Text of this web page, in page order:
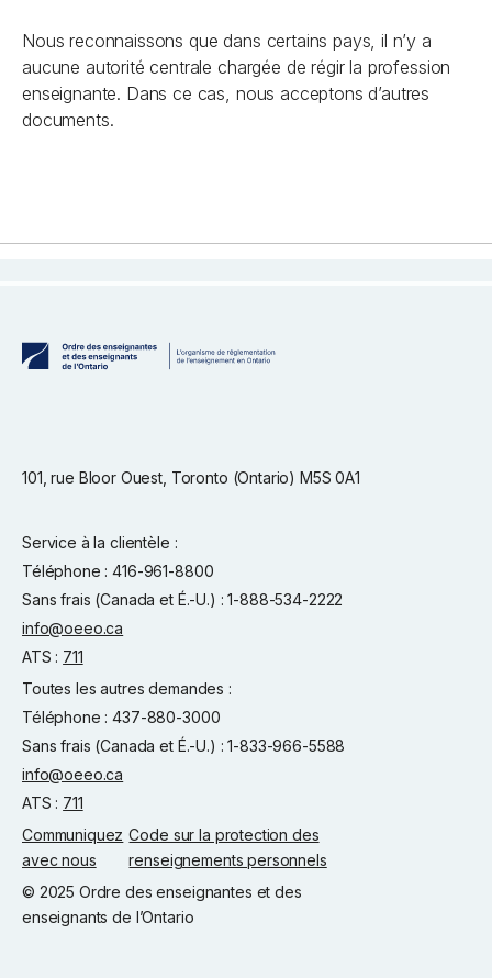
Nous reconnaissons que dans certains pays, il n’y a
aucune autorité centrale chargée de régir la profession
enseignante. Dans ce cas, nous acceptons d’autres
documents.
101, rue Bloor Ouest, Toronto (Ontario) M5S 0A1
Service à la clientèle :
Téléphone : 416-961-8800
Sans frais (Canada et É.-U.) : 1-888-534-2222
info@oeeo.ca
ATS : 711
Toutes les autres demandes :
Téléphone : 437-880-3000
Sans frais (Canada et É.-U.) : 1-833-966-5588
info@oeeo.ca
ATS : 711
Communiquez
avec nous
Code sur la protection des
renseignements personnels
© 2025 Ordre des enseignantes et des
enseignants de l’Ontario